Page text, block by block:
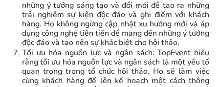
những ý tưởng sáng tạo và đổi mới để tạo ra những
trải nghiệm sự kiện độc đáo và ghi điểm với khách
hàng. Họ không ngừng cập nhật xu hướng mới và áp
dụng công nghệ tiên tiến để mang đến những ý tưởng
độc đáo và tạo nên sự khác biệt cho hội thảo.
Tối ưu hóa nguồn lực và ngân sách: TopEvent hiểu
rằng tối ưu hóa nguồn lực và ngân sách là một yếu tố
quan trọng trong tổ chức hội thảo. Họ sẽ làm việc
cùng khách hàng để lên kế hoạch một cách thông